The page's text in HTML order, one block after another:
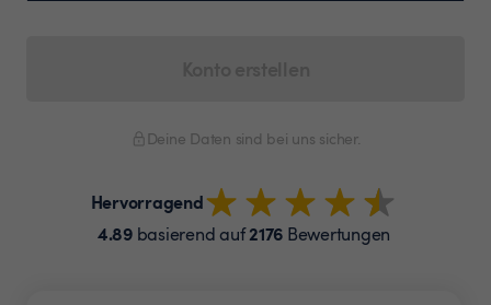
Deine Daten sind bei uns sicher.
Hervorragend
4.89basierend auf2176 Bewertungen